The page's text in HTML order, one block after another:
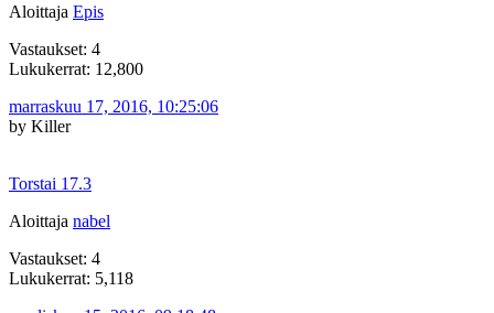
Aloittaja Epis
Vastaukset: 4
Lukukerrat: 12,800
marraskuu 17, 2016, 10:25:06
by Killer
Torstai 17.3
Aloittaja nabel
Vastaukset: 4
Lukukerrat: 5,118